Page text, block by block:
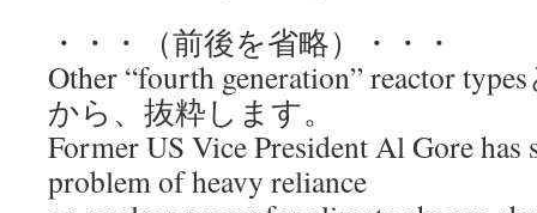
・・・（前後を省略）・・・
Other “fourth generation” reactor
から、抜粋します。
Former US Vice President Al Gore has
problem of heavy reliance